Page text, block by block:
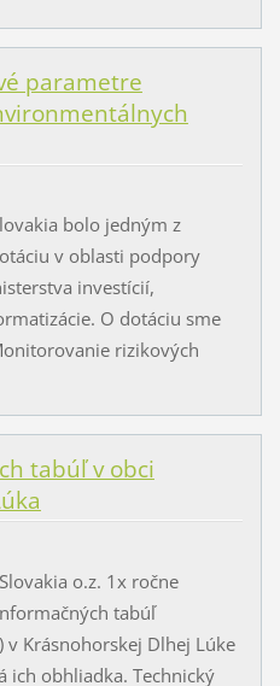
parametre
bolo jedným z
v oblasti podpory
investícií,
O dotáciu sme
rizikových
tabúľ v obci
o.z. 1x ročne
tabúľ
v Krásnohorskej Dlhej Lúke
obhliadka. Technický